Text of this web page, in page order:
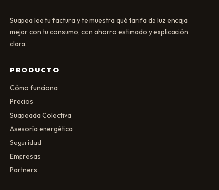
Suapea lee tu factura y te muestra qué tarifa de luz encaja
mejor con tu consumo, con ahorro estimado y explicación
clara.
PRODUCTO
Cómo funciona
Precios
Suapeada Colectiva
Asesoría energética
Seguridad
Empresas
Partners